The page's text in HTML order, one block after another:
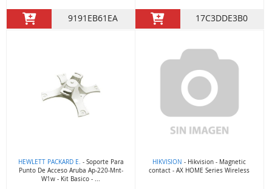
9191EB61EA 17C3DDE3B0
HEWLETT PACKARD E. - Soporte Para
Punto De Acceso Aruba Ap-220-Mnt-
W1w - Kit Basico - ...
HIKVISION - Hikvision - Magnetic
contact - AX HOME Series Wireless